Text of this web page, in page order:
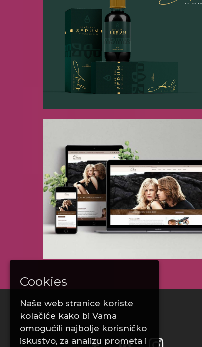
Frizerski salon Ema
Cookies
Naše web stranice koriste
kolačiće kako bi Vama
omogućili najbolje korisničko
iskustvo, za analizu prometa i